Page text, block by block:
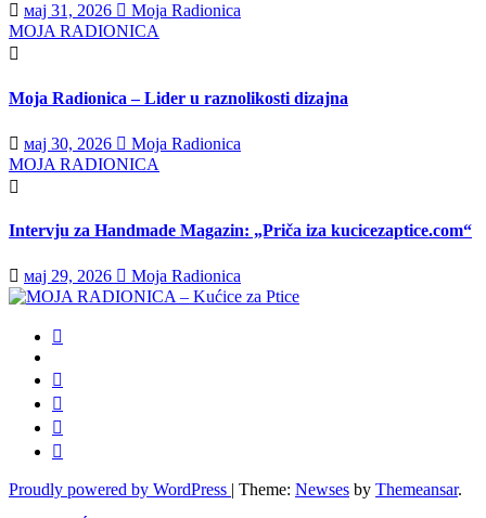
мај 31, 2026
Moja Radionica
MOJA RADIONICA
Moja Radionica – Lider u raznolikosti dizajna
мај 30, 2026
Moja Radionica
MOJA RADIONICA
Intervju za Handmade Magazin: „Priča iza kucicezaptice.com“
мај 29, 2026 Moja Radionica
Proudly powered by WordPress | Theme: Newses by Themeansar.